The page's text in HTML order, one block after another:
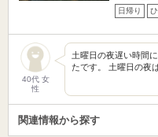
日帰り
40代 女
性
土曜日の夜遅い時間
たです。 土曜日の夜
関連情報から探す